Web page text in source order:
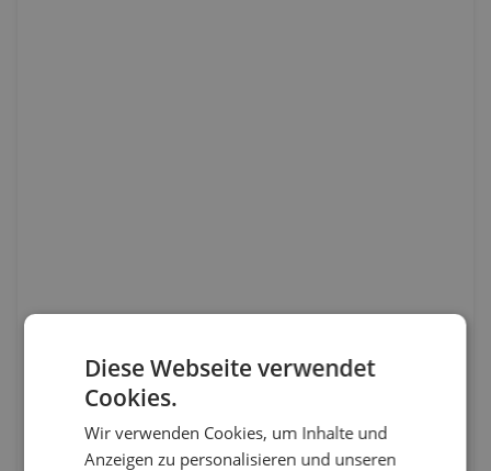
Diese Webseite verwendet
Cookies.
Wir verwenden Cookies, um Inhalte und
Anzeigen zu personalisieren und unseren